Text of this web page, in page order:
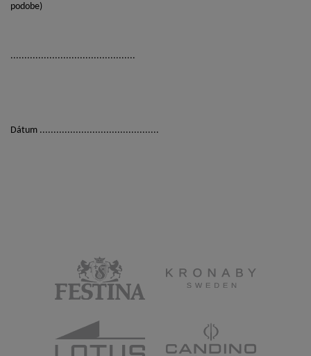
podobe)
.............................................
Dátum ...........................................